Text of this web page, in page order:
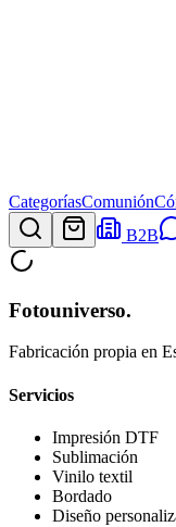
CategoríasComunión
B2B
Fotouniverso.
Fabricación propia en
Servicios
Impresión DTF
Sublimación
Vinilo textil
Bordado
Diseño